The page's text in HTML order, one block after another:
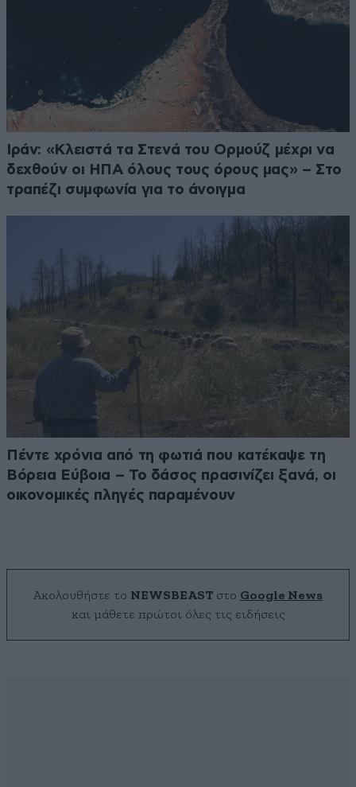
Ιράν: «Κλειστά τα Στενά του Ορμούζ μέχρι να
δεχθούν οι ΗΠΑ όλους τους όρους μας» – Στο
τραπέζι συμφωνία για το άνοιγμα
Πέντε χρόνια από τη φωτιά που κατέκαψε τη
Βόρεια Εύβοια – Το δάσος πρασινίζει ξανά, οι
οικονομικές πληγές παραμένουν
Ακολουθήστε το NEWSBEAST στο Google News
και μάθετε πρώτοι όλες τις ειδήσεις